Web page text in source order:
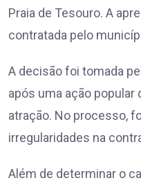
Praia de Tesouro. A
contratada pelo
A decisão foi tomada
após uma ação popular
atração. No processo,
irregularidades na
Além de determinar o